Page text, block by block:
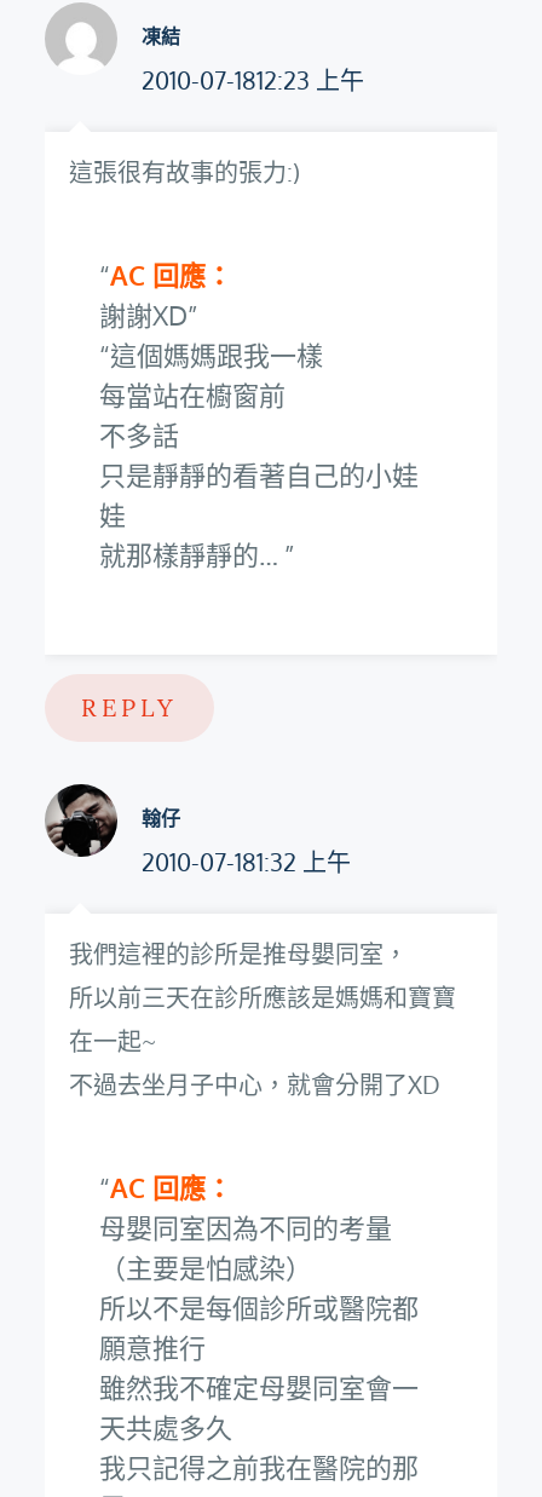
凍結
2010-07-1812:23 上午
這張很有故事的張力:)
AC 回應：
謝謝XD
這個媽媽跟我一樣
每當站在櫥窗前
不多話
只是靜靜的看著自己的小娃
娃
就那樣靜靜的…
REPLY
翰仔
2010-07-181:32 上午
我們這裡的診所是推母嬰同室，
所以前三天在診所應該是媽媽和寶寶
在一起~
不過去坐月子中心，就會分開了XD
AC 回應：
母嬰同室因為不同的考量
（主要是怕感染）
所以不是每個診所或醫院都
願意推行
雖然我不確定母嬰同室會一
天共處多久
我只記得之前我在醫院的那